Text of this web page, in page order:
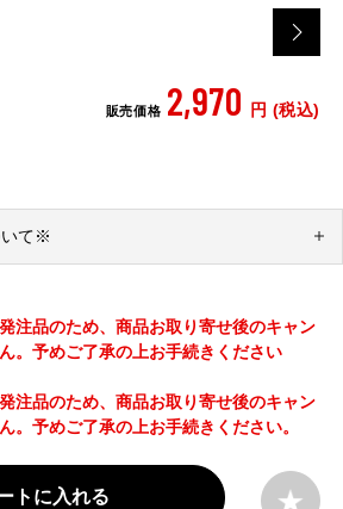
販売価格 2,970 円 (税込)
いて※
注品のため、商品お取り寄せ後のキャン
。予めご了承の上お手続きください
注品のため、商品お取り寄せ後のキャン
。予めご了承の上お手続きください。
トに入れる